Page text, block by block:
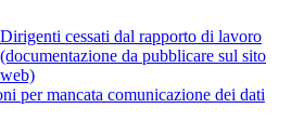
Dirigenti cessati dal rapporto di lavoro
(documentazione da pubblicare sul sito
web)
per mancata comunicazione dei dati